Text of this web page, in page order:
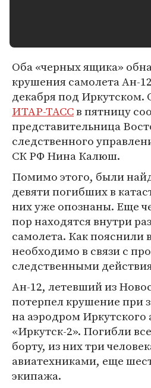
Оба «черных ящика»
крушения самолета Ан-
декабря под Иркутском.
ИТАР-ТАССв пятницу
представительница
следственного
СК РФ Нина Калюш.
Помимо этого, были
девяти погибших в
них уже опознаны. Еще
пор находятся внутри
самолета. Как пояснили
необходимо в связи с
следственными
Ан-12, летевший из
потерпел крушение при
на аэродром Иркутского
«Иркутск-2». Погибли
борту, из них три
авиатехниками, еще
экипажа.